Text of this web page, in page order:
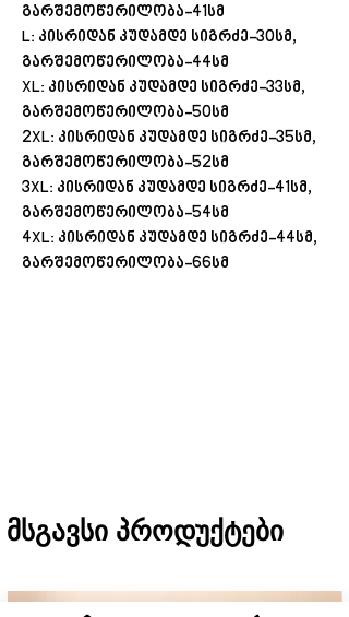
გარშემოწერილობა-41სმ
L: კისრიდან კუდამდე სიგრძე-30სმ,
გარშემოწერილობა-44სმ
XL: კისრიდან კუდამდე სიგრძე-33სმ,
გარშემოწერილობა-50სმ
2XL: კისრიდან კუდამდე სიგრძე-35სმ,
გარშემოწერილობა-52სმ
3XL: კისრიდან კუდამდე სიგრძე-41სმ,
გარშემოწერილობა-54სმ
4XL: კისრიდან კუდამდე სიგრძე-44სმ,
გარშემოწერილობა-66სმ
მსგავსი პროდუქტები